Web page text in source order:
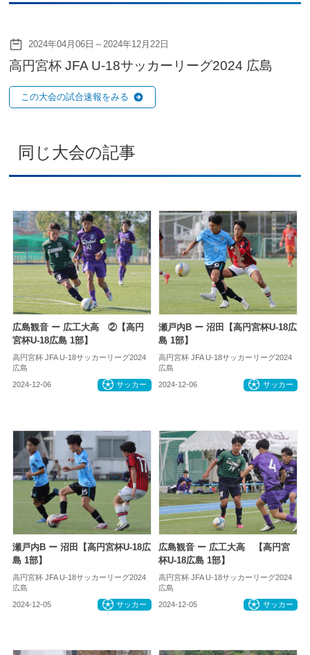
2024年04月06日～2024年12月22日
高円宮杯 JFA U-18サッカーリーグ2024 広島
この大会の試合速報をみる
同じ大会の記事
広島観音 ー 広工大高 ②【高円
宮杯U-18広島 1部】
高円宮杯 JFA U-18サッカーリーグ2024
広島
2024-12-06 サッカー
瀬戸内B ー 沼田【高円宮杯U-18広
島 1部】
高円宮杯 JFA U-18サッカーリーグ2024
広島
2024-12-06 サッカー
瀬戸内B ー 沼田【高円宮杯U-18広
島 1部】
高円宮杯 JFA U-18サッカーリーグ2024
広島
2024-12-05 サッカー
広島観音 ー 広工大高 【高円宮
杯U-18広島 1部】
高円宮杯 JFA U-18サッカーリーグ2024
広島
2024-12-05 サッカー